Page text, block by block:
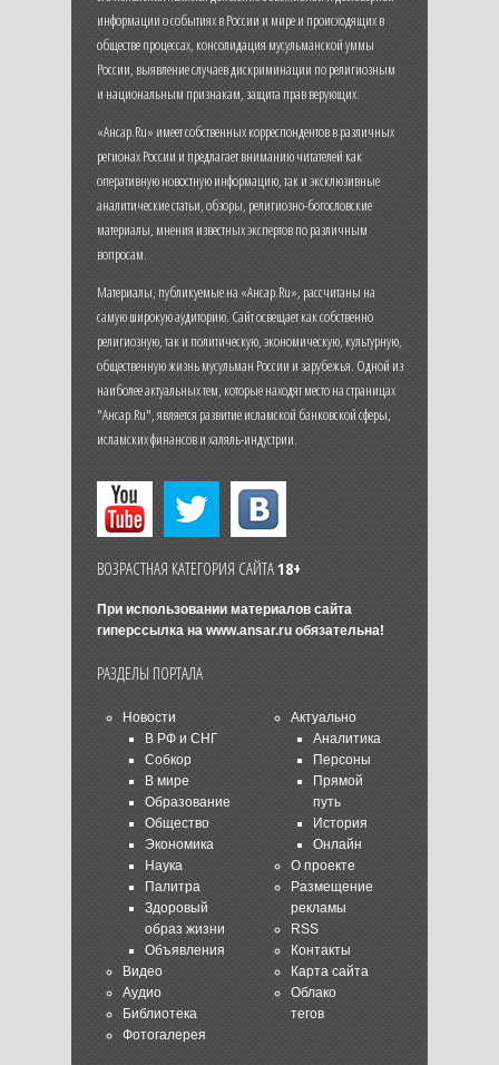
информации о событиях в России и мире и происходящих в
обществе процессах, консолидация мусульманской уммы
России, выявление случаев дискриминации по религиозным
и национальным признакам, защита прав верующих.
«Ансар.Ru» имеет собственных корреспондентов в различных
регионах России и предлагает вниманию читателей как
оперативную новостную информацию, так и эксклюзивные
аналитические статьи, обзоры, религиозно-богословские
материалы, мнения известных экспертов по различным
вопросам.
Материалы, публикуемые на «Ансар.Ru», рассчитаны на
самую широкую аудиторию. Сайт освещает как собственно
религиозную, так и политическую, экономическую, культурную,
общественную жизнь мусульман России и зарубежья. Одной из
наиболее актуальных тем, которые находят место на страницах
"Ансар.Ru", является развитие исламской банковской сферы,
исламских финансов и халяль-индустрии.
ВОЗРАСТНАЯ КАТЕГОРИЯ САЙТА18+
При использовании материалов сайта
гиперссылка на www.ansar.ruобязательна!
РАЗДЕЛЫ ПОРТАЛА
Новости
В РФ и СНГ
Собкор
В мире
Образование
Общество
Экономика
Наука
Палитра
Здоровый
образ жизни
Объявления
Видео
Аудио
Библиотека
Фотогалерея
Актуально
Аналитика
Персоны
Прямой
путь
История
Онлайн
О проекте
Размещение
рекламы
RSS
Контакты
Карта сайта
Облако
тегов